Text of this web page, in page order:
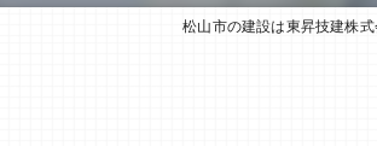
松山市の建設は東昇技建株